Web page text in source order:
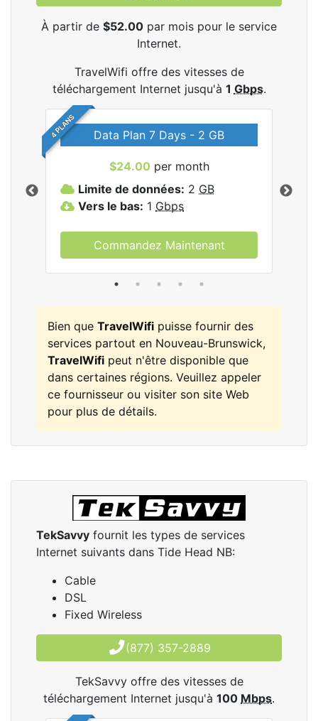
À partir de $52.00 par mois pour le service
Internet.
TravelWifi offre des vitesses de
téléchargement Internet jusqu'à 1 Gbps.
4 PLANS Data Plan 7 Days - 2 GB
$24.00 per month
Limite de données: 2 GB
Vers le bas: 1 Gbps
Commandez Maintenant
Bien que TravelWifi puisse fournir des
services partout en Nouveau-Brunswick,
TravelWifi peut n'être disponible que
dans certaines régions. Veuillez appeler
ce fournisseur ou visiter son site Web
pour plus de détails.
TekSavvy fournit les types de services
Internet suivants dans Tide Head NB:
Cable
DSL
Fixed Wireless
(877) 357-2889
TekSavvy offre des vitesses de
téléchargement Internet jusqu'à 100 Mbps.